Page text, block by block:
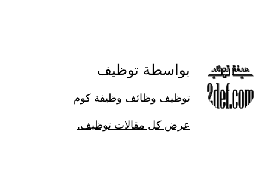
بواسطة توظيف
توظيف وظائف وظيفة كوم
عرض كل مقالات توظيف.